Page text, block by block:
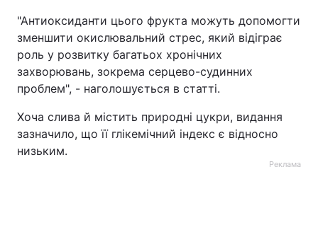
"Антиоксиданти цього фрукта можуть допомогти
зменшити окислювальний стрес, який відіграє
роль у розвитку багатьох хронічних
захворювань, зокрема серцево-судинних
проблем", - наголошується в статті.
Хоча слива й містить природні цукри, видання
зазначило, що її глікемічний індекс є відносно
низьким.
Реклама